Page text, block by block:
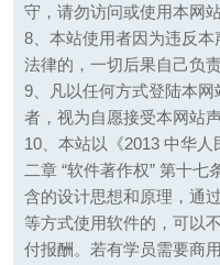
守，请勿访问或使用本网站
8、本站使用者因为违反
法律的，一切后果自己负
9、凡以任何方式登陆本
者，视为自愿接受本网站
10、本站以《2013 中华
二章 “软件著作权” 第十
含的设计思想和原理，通
等方式使用软件的，可以
付报酬。若有学员需要商